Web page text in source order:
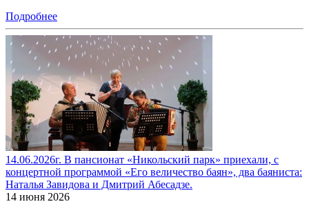
Подробнее
14.06.2026г. В пансионат «Никольский парк» приехали, с
концертной программой «Его величество баян», два баяниста:
Наталья Завидова и Дмитрий Абесадзе.
14 июня 2026